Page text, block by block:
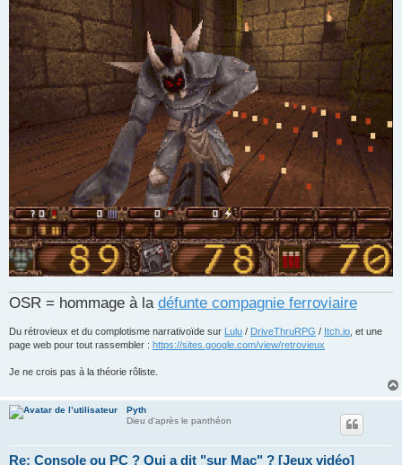
OSR = hommage à la défunte compagnie ferroviaire
Du rétrovieux et du complotisme narrativoïde sur Lulu / DriveThruRPG / Itch.io , et une
page web pour tout rassembler : https://sites.google.com/view/retrovieux
Je ne crois pas à la théorie rôliste.
Pyth
Dieu d'après le panthéon
Re: Console ou PC ? Qui a dit "sur Mac" ? [Jeux vidéo]